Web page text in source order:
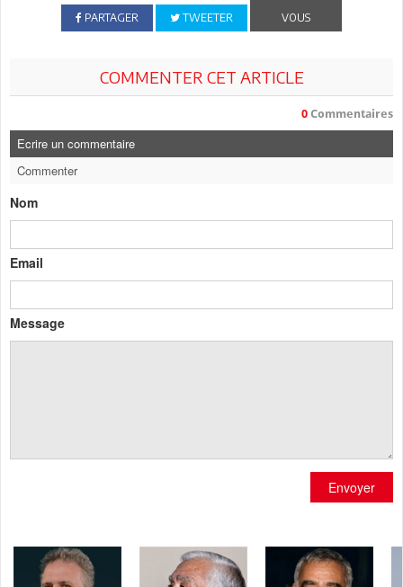
PARTAGER TWEETER
VOUS
COMMENTER CET ARTICLE
0 Commentaires
Ecrire un commentaire
Commenter
Nom
Email
Message
Envoyer